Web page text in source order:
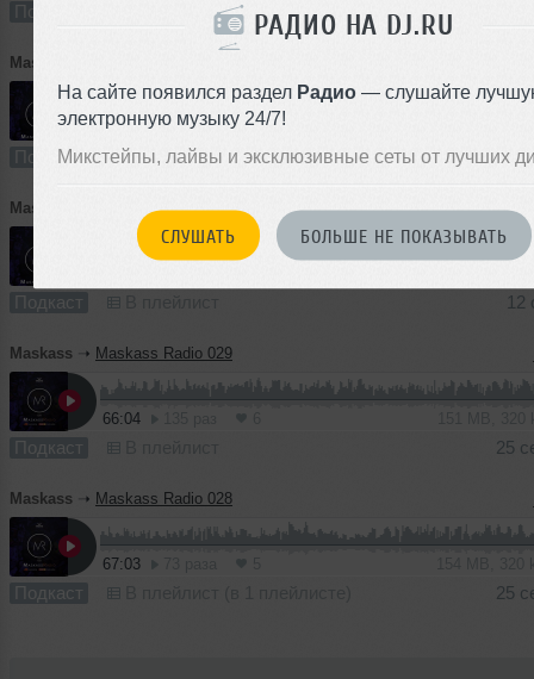
РАДИО НА DJ.RU
На сайте появился раздел Радио — слушайте
электронную музыку 24/7!
Микстейпы, лайвы и эксклюзивные сеты от лучших
СЛУШАТЬ БОЛЬШЕ НЕ ПОКАЗЫВАТЬ
Подкаст В плейлист (в 2 плейлистах)
Maskass
60:01 79 раз 5
Подкаст В плейлист (в 1 плейлисте) 15
Maskass Maskass Radio 030
Подкаст 12
Maskass ➝ Maskass Radio 029
66:04
Подкаст 25
Maskass ➝ Maskass Radio 028
67:03
Подкаст 25